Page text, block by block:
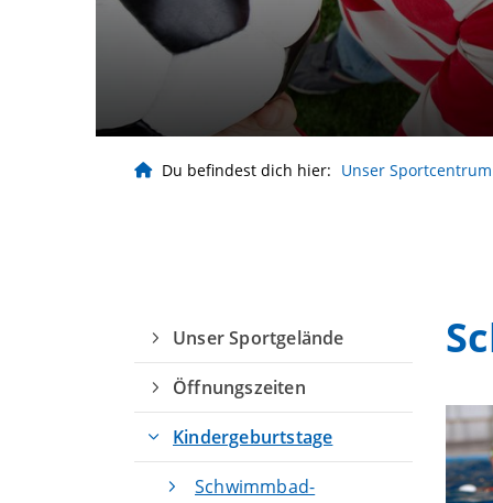
Du befindest dich hier: Unser Sportcentrum
Unser Sportgelände
Öffnungszeiten
Kindergeburtstage
Schwimmbad-
Geschäftsstelle